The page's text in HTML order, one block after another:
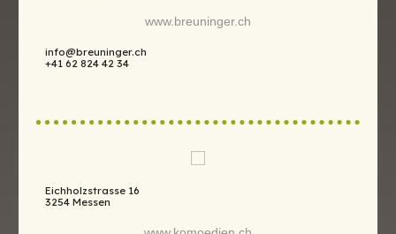
www.breuninger.ch
info@breuninger.ch
+41 62 824 42 34
Eichholzstrasse 16
3254 Messen